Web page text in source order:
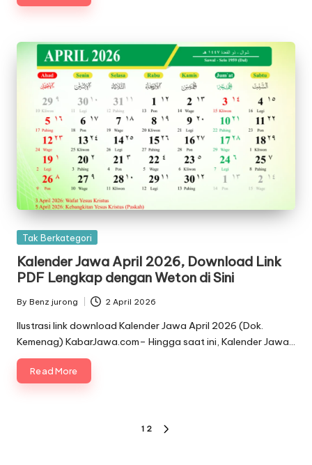
Posted
Tak Berkategori
Kalender Jawa April 2026, Download Link
PDF Lengkap dengan Weton di Sini
Posted
by
By Benz jurong 2 April 2026
Ilustrasi link download Kalender Jawa April 2026 (Dok.
Kemenag) KabarJawa.com– Hingga saat ini, Kalender Jawa…
Read More
1 2